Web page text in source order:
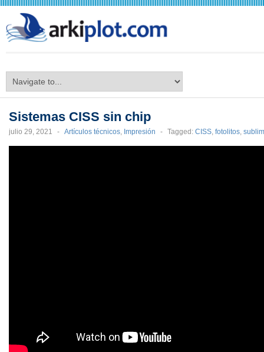
Sistemas CISS sin chip
julio 29, 2021 - Artículos técnicos, Impresión - Tagged: CISS, fotolitos,